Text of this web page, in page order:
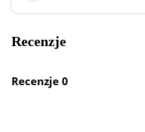
Recenzje
Recenzje 0